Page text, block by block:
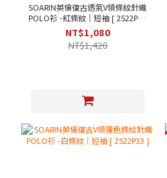
SOARIN英倫復古透氣V領條紋針織
POLO衫 -紅條紋｜短袖 [ 2522P31
]
NT$1,080
NT$1,420